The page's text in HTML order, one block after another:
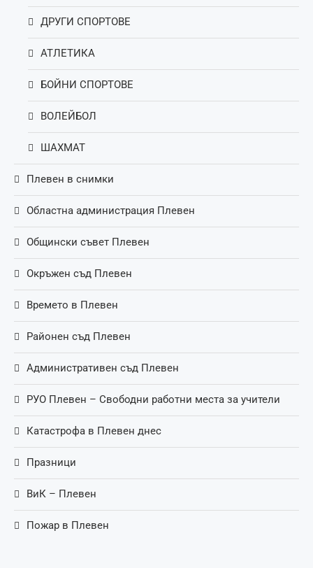
ДРУГИ СПОРТОВЕ
АТЛЕТИКА
БОЙНИ СПОРТОВЕ
ВОЛЕЙБОЛ
ШАХМАТ
Плевен в снимки
Областна администрация Плевен
Общински съвет Плевен
Окръжен съд Плевен
Времето в Плевен
Районен съд Плевен
Административен съд Плевен
РУО Плевен – Свободни работни места за учители
Катастрофа в Плевен днес
Празници
ВиК – Плевен
Пожар в Плевен